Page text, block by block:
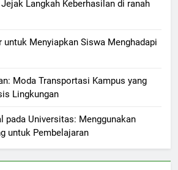
Langkah Keberhasilan di ranah
untuk Menyiapkan Siswa Menghadapi
Moda Transportasi Kampus yang
Lingkungan
pada Universitas: Menggunakan
untuk Pembelajaran